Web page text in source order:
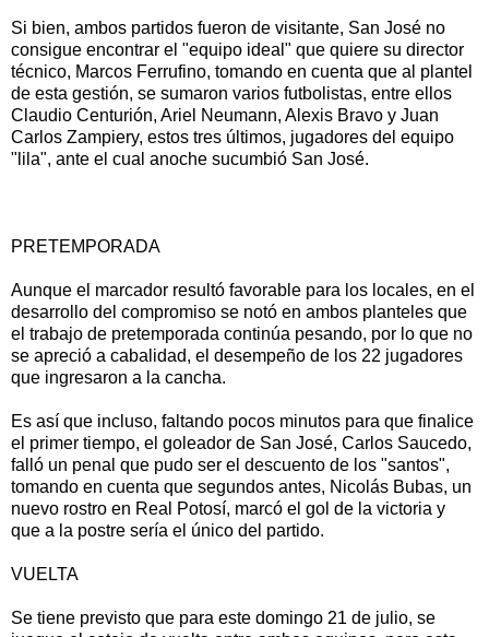
Si bien, ambos partidos fueron de visitante, San José no
consigue encontrar el "equipo ideal" que quiere su director
técnico, Marcos Ferrufino, tomando en cuenta que al plantel
de esta gestión, se sumaron varios futbolistas, entre ellos
Claudio Centurión, Ariel Neumann, Alexis Bravo y Juan
Carlos Zampiery, estos tres últimos, jugadores del equipo
"lila", ante el cual anoche sucumbió San José.
PRETEMPORADA
Aunque el marcador resultó favorable para los locales, en el
desarrollo del compromiso se notó en ambos planteles que
el trabajo de pretemporada continúa pesando, por lo que no
se apreció a cabalidad, el desempeño de los 22 jugadores
que ingresaron a la cancha.
Es así que incluso, faltando pocos minutos para que finalice
el primer tiempo, el goleador de San José, Carlos Saucedo,
falló un penal que pudo ser el descuento de los "santos",
tomando en cuenta que segundos antes, Nicolás Bubas, un
nuevo rostro en Real Potosí, marcó el gol de la victoria y
que a la postre sería el único del partido.
VUELTA
Se tiene previsto que para este domingo 21 de julio, se